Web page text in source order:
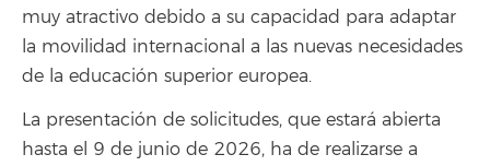
muy atractivo debido a su capacidad para adaptar
la movilidad internacional a las nuevas necesidades
de la educación superior europea.
La presentación de solicitudes, que estará abierta
hasta el 9 de junio de 2026, ha de realizarse a